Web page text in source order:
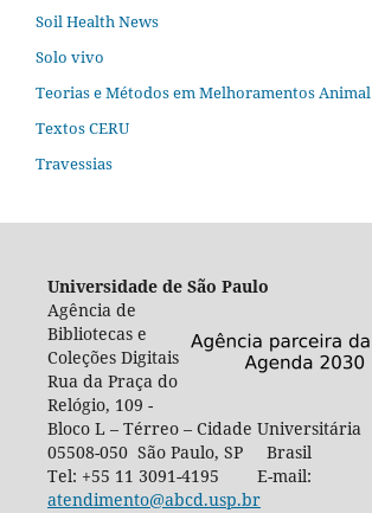
Soil Health News
Solo vivo
Teorias e Métodos em Melhoramentos Animal
Textos CERU
Travessias
Universidade de São Paulo
Agência de
Bibliotecas e
Coleções Digitais
Rua da Praça do
Relógio, 109 -
Bloco L – Térreo – Cidade Universitária
05508-050 São Paulo, SP Brasil
Tel: +55 11 3091-4195 E-mail:
atendimento@abcd.usp.br